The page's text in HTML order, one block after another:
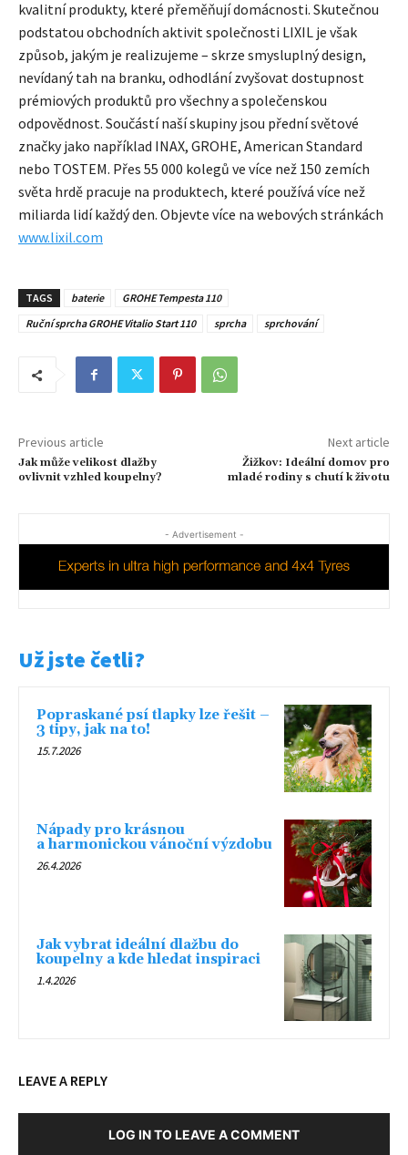
kvalitní produkty, které přeměňují domácnosti. Skutečnou
podstatou obchodních aktivit společnosti LIXIL je však
způsob, jakým je realizujeme – skrze smysluplný design,
nevídaný tah na branku, odhodlání zvyšovat dostupnost
prémiových produktů pro všechny a společenskou
odpovědnost. Součástí naší skupiny jsou přední světové
značky jako například INAX, GROHE, American Standard
nebo TOSTEM. Přes 55 000 kolegů ve více než 150 zemích
světa hrdě pracuje na produktech, které používá více než
miliarda lidí každý den. Objevte více na webových stránkách
www.lixil.com
TAGS baterie
GROHE Tempesta 110
Ruční sprcha GROHE Vitalio Start 110
sprcha sprchování
Previous article
Jak může velikost dlažby
ovlivnit vzhled koupelny?
Next article
Žižkov: Ideální domov pro
mladé rodiny s chutí k životu
- Advertisement -
Už jste četli?
Popraskané psí tlapky lze řešit –
3 tipy, jak na to!
15.7.2026
Nápady pro krásnou
a harmonickou vánoční výzdobu
26.4.2026
Jak vybrat ideální dlažbu do
koupelny a kde hledat inspiraci
1.4.2026
LEAVE A REPLY
LOG IN TO LEAVE A COMMENT